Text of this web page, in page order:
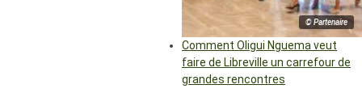
© Partenaire
Comment Oligui Nguema veut
faire de Libreville un carrefour de
grandes rencontres